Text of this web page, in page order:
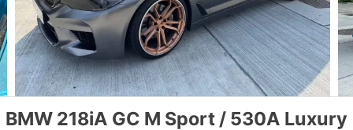
BMW 218iA GC M Sport / 530A Luxury